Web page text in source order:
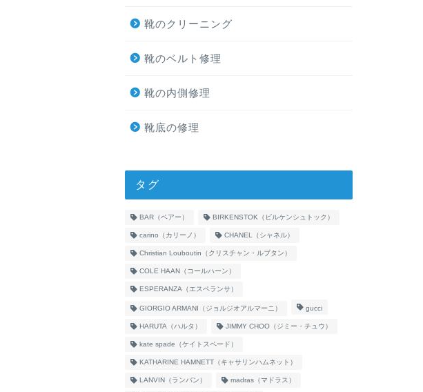
靴のクリーニング
靴のベルト修理
靴の内側修理
靴底の修理
タグ
BAR（ベアー） BIRKENSTOK（ビルケンシュトック）
carino（カリーノ） CHANEL（シャネル）
Christian Louboutin（クリスチャン・ルブタン）
COLE HAAN（コールハーン）
ESPERANZA（エスペランサ）
GIORGIO ARMANI（ジョルジオアルマーニ） gucci
HARUTA（ハルタ） JIMMY CHOO（ジミー・チュウ）
kate spade（ケイトスペード）
KATHARINE HAMNETT（キャサリンハムネット）
LANVIN（ランバン） madras（マドラス）